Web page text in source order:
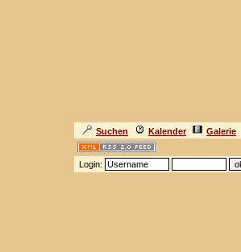
Suchen Kalender Galerie
Login: